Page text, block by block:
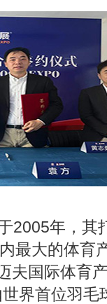
2005年，其
最大的体育
夫国际体育
界首位羽毛